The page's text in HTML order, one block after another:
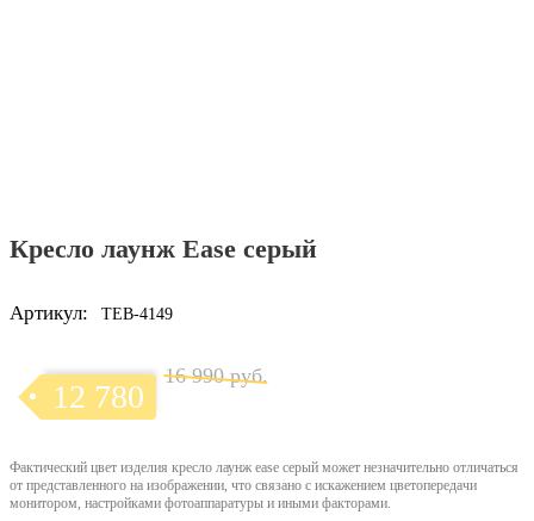
Кресло лаунж Ease серый
Артикул: TEB-4149
12 780
16 990 руб.
Фактический цвет изделия кресло лаунж ease серый может незначительно отличаться
от представленного на изображении, что связано с искажением цветопередачи
монитором, настройками фотоаппаратуры и иными факторами.